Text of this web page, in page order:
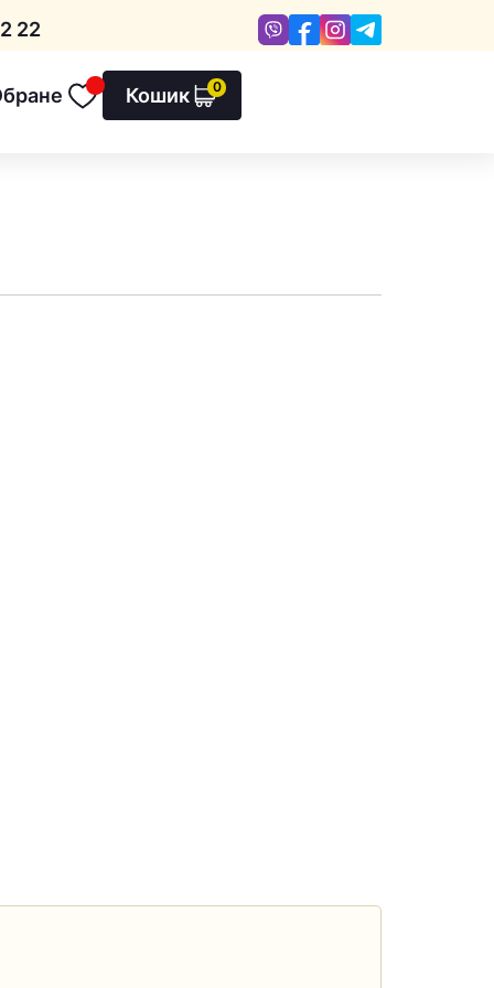
22 ViberFacebookInstagram
Кошик 0